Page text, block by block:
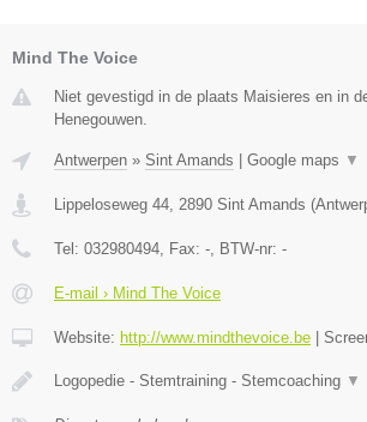
Mind The Voice
Niet gevestigd in de plaats Maisieres en in
Henegouwen.
Antwerpen » Sint Amands | Google maps ▼
Lippeloseweg 44 2890 Sint Amands (
Tel: 032980494 , Fax: - , BTW-nr: -
E-mail › Mind The Voice
Website: http://www.mindthevoice.be |
Logopedie - Stemtraining - Stemcoaching ▼